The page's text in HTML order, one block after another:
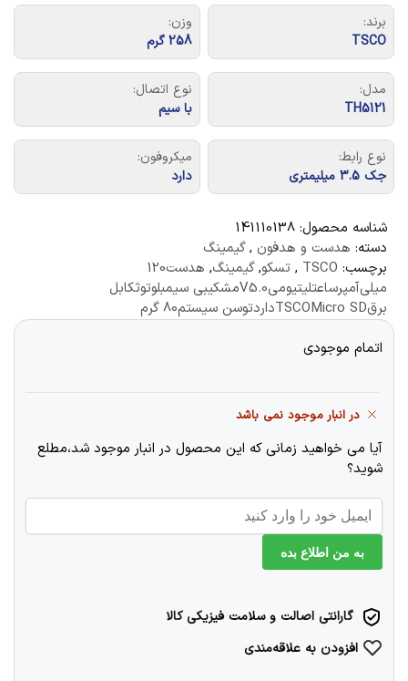
برند:
TSCO
وزن:
258 گرم
مدل:
TH5121
نوع اتصال:
با سیم
نوع رابط:
جک 3.5 میلیمتری
میکروفون:
دارد
شناسه محصول: 141110138
دسته: هدست و هدفون ,گیمینگ
برچسب: TSCO
, تسکو,گیمینگ,
هدست120
میلی‌آمپرساعتلیتیومیV5.0مشکیبی سیمبلوتوثکابل
برقTSCOMicro SDداردتوسن سیستم80 گرم
اتمام موجودی
در انبار موجود نمی باشد
آیا می خواهید زمانی که این محصول در انبار موجود شد،مطلع
شوید؟
به من اطلاع بده
گارانتی اصالت و سلامت فیزیکی کالا
افزودن به علاقه‌مندی